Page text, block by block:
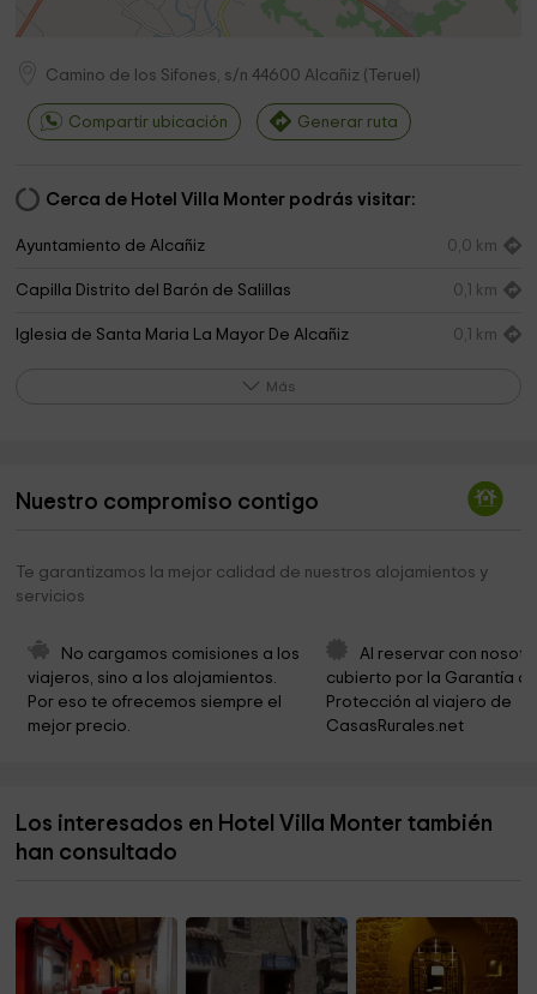
Camino de los Sifones, s/n 44600 Alcañiz ( Teruel )
Compartir ubicación Generar ruta
Cerca de Hotel Villa Monter podrás visitar:
Ayuntamiento de Alcañiz 0,0 km
Capilla Distrito del Barón de Salillas 0,1 km
Iglesia de Santa Maria La Mayor De Alcañiz 0,1 km
Iniciativas Culturales Y Turísticas
Glorieta Telmo Lacasa 0,4 km
Parohia Ortodox? Român? din Alcañiz
Iglesia San Francisco
Multiaventura ("Las Bolas")
Mundo Juguetes 1,1 km
Ermita de San Pascual 1,2 km
Más
Nuestro compromiso contigo
Te garantizamos la mejor calidad de nuestros alojamientos y
servicios
No cargamos comisiones a los
viajeros, sino a los alojamientos.
Por eso te ofrecemos siempre el
mejor precio.
Al reservar con
cubierto por la Garantía
Protección al viajero de
CasasRurales.net
Los interesados en Hotel Villa Monter también
han consultado